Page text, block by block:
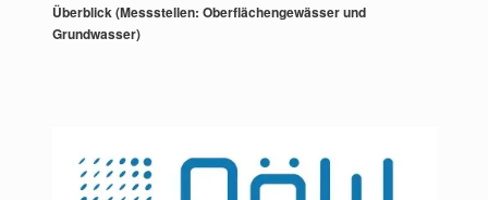
Überblick (Messstellen: Oberflächengewässer und
Grundwasser)